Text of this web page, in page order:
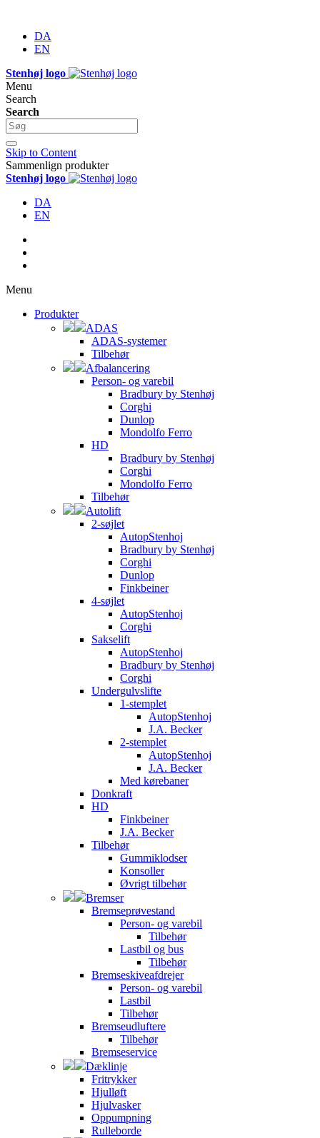
DA
EN
Stenhøj logo
Menu
Search
Search
Skip to Content
Sammenlign produkter
Stenhøj logo
DA
EN
Menu
Produkter
ADAS
ADAS-systemer
Tilbehør
Afbalancering
Person- og varebil
Bradbury by Stenhøj
Corghi
Dunlop
Mondolfo Ferro
HD
Bradbury by Stenhøj
Corghi
Mondolfo Ferro
Tilbehør
Autolift
2-søjlet
AutopStenhoj
Bradbury by Stenhøj
Corghi
Dunlop
Finkbeiner
4-søjlet
AutopStenhoj
Corghi
Sakselift
AutopStenhoj
Bradbury by Stenhøj
Corghi
Undergulvslifte
1-stemplet
AutopStenhoj
J.A. Becker
2-stemplet
AutopStenhoj
J.A. Becker
Med kørebaner
Donkraft
HD
Finkbeiner
J.A. Becker
Tilbehør
Gummiklodser
Konsoller
Øvrigt tilbehør
Bremser
Bremseprøvestand
Person- og varebil
Tilbehør
Lastbil og bus
Tilbehør
Bremseskiveafdrejer
Person- og varebil
Lastbil
Tilbehør
Bremseudluftere
Tilbehør
Bremseservice
Dæklinje
Fritrykker
Hjulløft
Hjulvasker
Oppumpning
Rulleborde